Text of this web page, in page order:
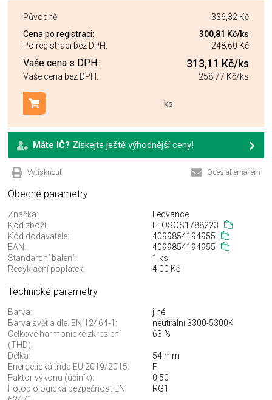
Původně:
336,32 Kč
Cena po registraci: 300,81 Kč/ks
Po registraci bez DPH:
248,60 Kč
Vaše cena s DPH: 313,11 Kč/ks
Vaše cena bez DPH: 258,77 Kč/ks
ks
Přidat do košíku
Máte IČ? Získejte ještě výhodnější ceny!
Vytisknout Odeslat emailem
Obecné parametry
Značka:
Ledvance
Kód zboží:
ELOSOS1788223
Kód dodavatele:
4099854194955
EAN:
4099854194955
Standardní balení:
1 ks
Recyklační poplatek:
4,00 Kč
Technické parametry
Barva:
jiné
Barva světla dle. EN 12464-1:
neutrální 3300-5300K
Celkové harmonické zkreslení
(THD):
63 %
Délka:
54 mm
Energetická třída EU 2019/2015:
F
Faktor výkonu (účiník):
0,50
Fotobiologická bezpečnost EN
RG1